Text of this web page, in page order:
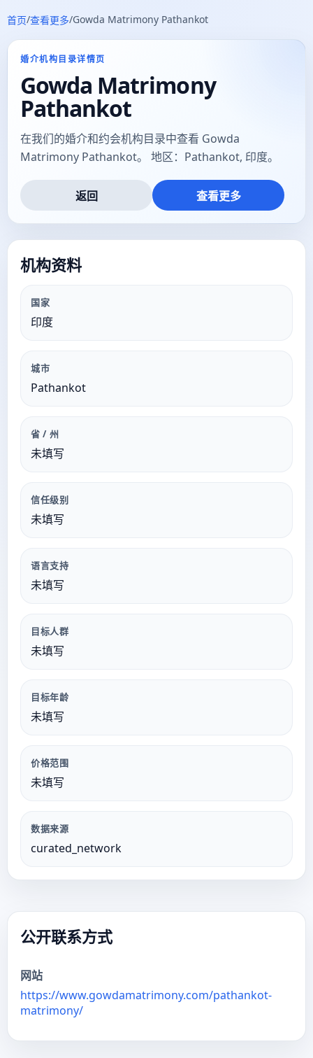
首页/查看更多/Gowda Matrimony Pathankot
婚介机构目录详情页
Gowda Matrimony
Pathankot
在我们的婚介和约会机构目录中查看 Gowda
Matrimony Pathankot。 地区：Pathankot, 印度。
返回 查看更多
机构资料
国家
印度
城市
Pathankot
省 / 州
未填写
信任级别
未填写
语言支持
未填写
目标人群
未填写
目标年龄
未填写
价格范围
未填写
数据来源
curated_network
公开联系方式
网站
https://www.gowdamatrimony.com/pathankot-
matrimony/